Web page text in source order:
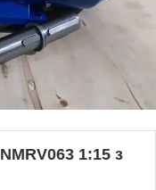
1:15 з